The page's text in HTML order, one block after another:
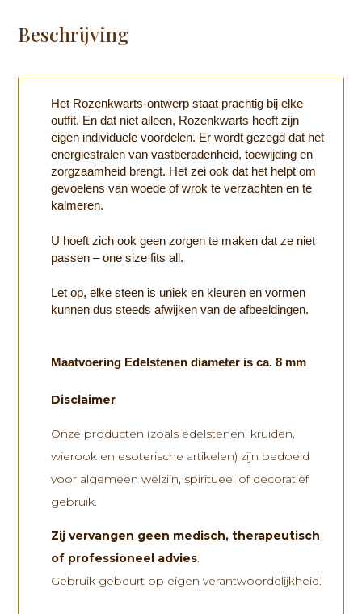
Beschrijving
Het Rozenkwarts-ontwerp staat prachtig bij elke
outfit. En dat niet alleen, Rozenkwarts heeft zijn
eigen individuele voordelen. Er wordt gezegd dat het
energiestralen van vastberadenheid, toewijding en
zorgzaamheid brengt. Het zei ook dat het helpt om
gevoelens van woede of wrok te verzachten en te
kalmeren.
U hoeft zich ook geen zorgen te maken dat ze niet
passen – one size fits all.
Let op, elke steen is uniek en kleuren en vormen
kunnen dus steeds afwijken van de afbeeldingen.
Maatvoering Edelstenen diameter is ca. 8 mm
Disclaimer
Onze producten (zoals edelstenen, kruiden,
wierook en esoterische artikelen) zijn bedoeld
voor algemeen welzijn, spiritueel of decoratief
gebruik.
Zij vervangen geen medisch, therapeutisch
of professioneel advies.
Gebruik gebeurt op eigen verantwoordelijkheid.